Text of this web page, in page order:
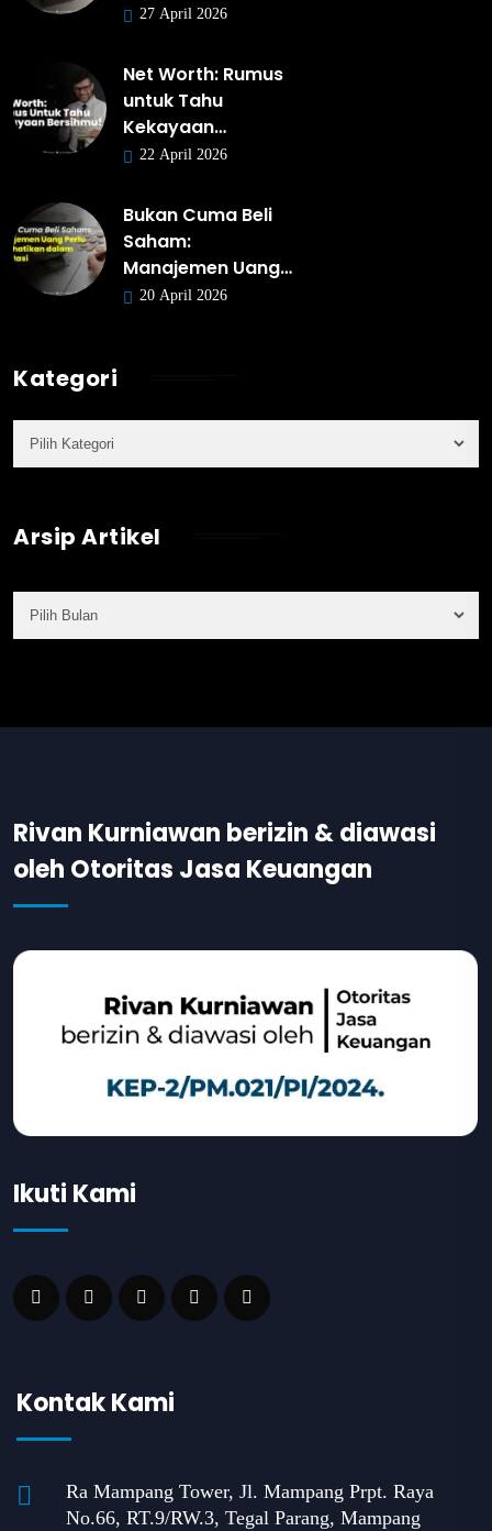
27 April 2026
Net Worth: Rumus
untuk Tahu
Kekayaan…
22 April 2026
Bukan Cuma Beli
Saham:
Manajemen Uang…
20 April 2026
Kategori
Arsip Artikel
Rivan Kurniawan berizin & diawasi
oleh Otoritas Jasa Keuangan
Ikuti Kami
Kontak Kami
Ra Mampang Tower, Jl. Mampang Prpt. Raya
No.66, RT.9/RW.3, Tegal Parang, Mampang